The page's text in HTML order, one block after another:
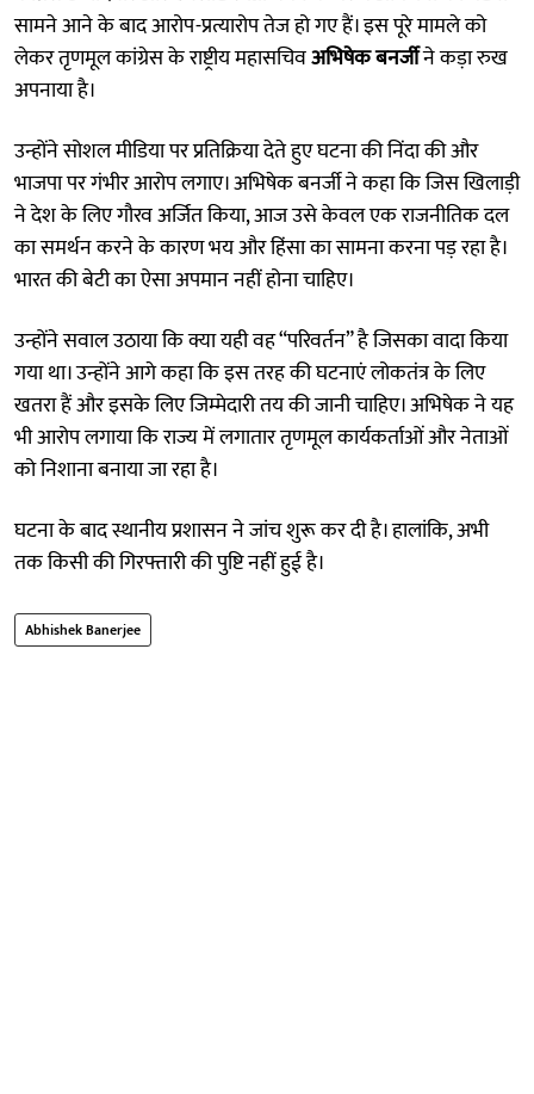
सामने आने के बाद आरोप-प्रत्यारोप तेज हो गए हैं। इस पूरे मामले को
लेकर तृणमूल कांग्रेस के राष्ट्रीय महासचिवअभिषेक बनर्जीने कड़ा रुख
अपनाया है।
उन्होंने सोशल मीडिया पर प्रतिक्रिया देते हुए घटना की निंदा की और
भाजपा पर गंभीर आरोप लगाए। अभिषेक बनर्जी ने कहा कि जिस खिलाड़ी
ने देश के लिए गौरव अर्जित किया, आज उसे केवल एक राजनीतिक दल
का समर्थन करने के कारण भय और हिंसा का सामना करना पड़ रहा है।
भारत की बेटी का ऐसा अपमान नहीं होना चाहिए।
उन्होंने सवाल उठाया कि क्या यही वह “परिवर्तन” है जिसका वादा किया
गया था। उन्होंने आगे कहा कि इस तरह की घटनाएं लोकतंत्र के लिए
खतरा हैं और इसके लिए जिम्मेदारी तय की जानी चाहिए। अभिषेक ने यह
भी आरोप लगाया कि राज्य में लगातार तृणमूल कार्यकर्ताओं और नेताओं
को निशाना बनाया जा रहा है।
घटना के बाद स्थानीय प्रशासन ने जांच शुरू कर दी है। हालांकि, अभी
तक किसी की गिरफ्तारी की पुष्टि नहीं हुई है।
Abhishek Banerjee